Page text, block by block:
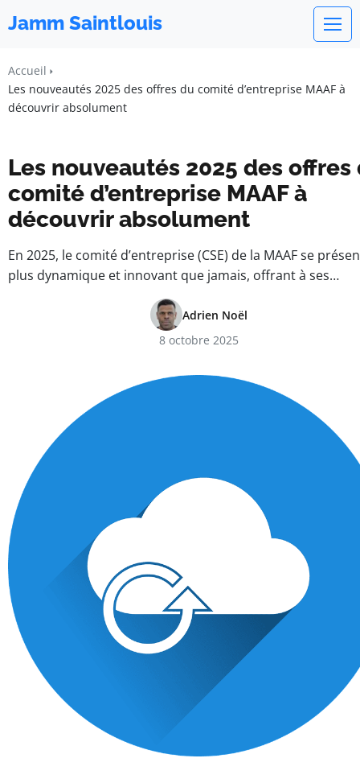
Jamm Saintlouis
Accueil
Les nouveautés 2025 des offres du comité d’entreprise MAAF à
découvrir absolument
Les nouveautés 2025 des offres
comité d’entreprise MAAF à
découvrir absolument
En 2025, le comité d’entreprise (CSE) de la MAAF se
plus dynamique et innovant que jamais, offrant à ses…
Adrien Noël
8 octobre 2025